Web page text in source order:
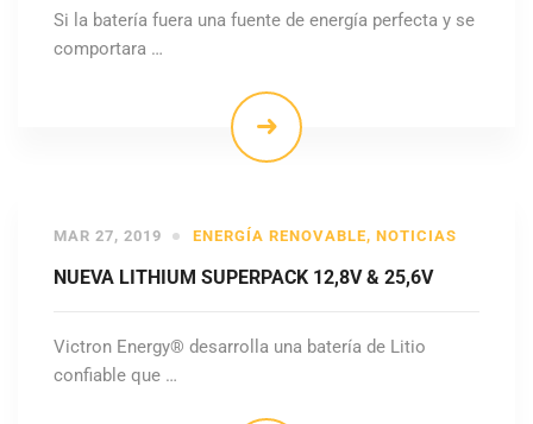
Si la batería fuera una fuente de energía perfecta y se
comportara …
MAR 27, 2019 ENERGÍA RENOVABLE, NOTICIAS
NUEVA LITHIUM SUPERPACK 12,8V & 25,6V
Victron Energy® desarrolla una batería de Litio
confiable que …